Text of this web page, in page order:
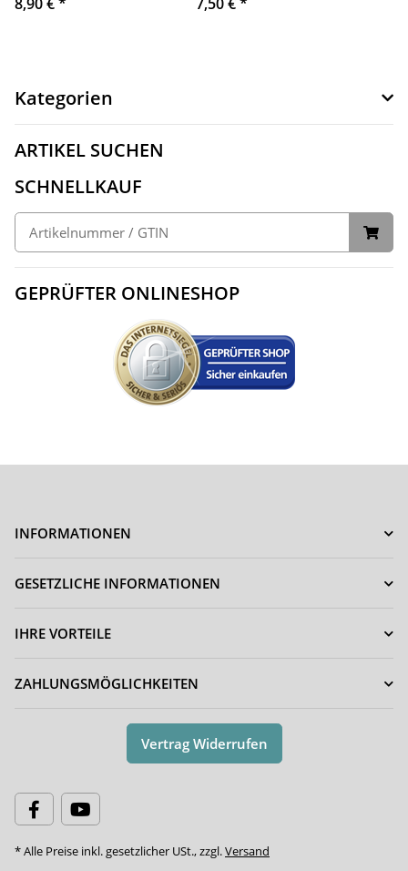
Kategorien
ARTIKEL SUCHEN
SCHNELLKAUF
GEPRÜFTER ONLINESHOP
INFORMATIONEN
GESETZLICHE INFORMATIONEN
IHRE VORTEILE
ZAHLUNGSMÖGLICHKEITEN
Vertrag Widerrufen
* Alle Preise inkl. gesetzlicher USt., zzgl.Versand